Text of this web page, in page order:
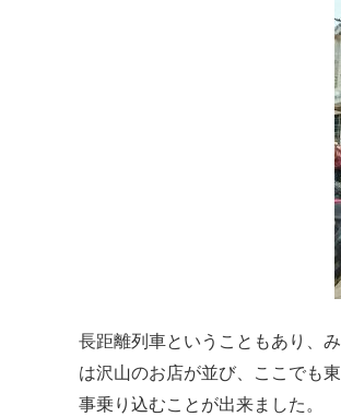
長距離列車ということもあり、
は沢山のお店が並び、ここでも
事乗り込むことが出来ました。